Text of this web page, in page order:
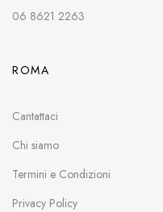
06 8621 2263
ROMA
Cantattaci
Chi siamo
Termini e Condizioni
Privacy Policy